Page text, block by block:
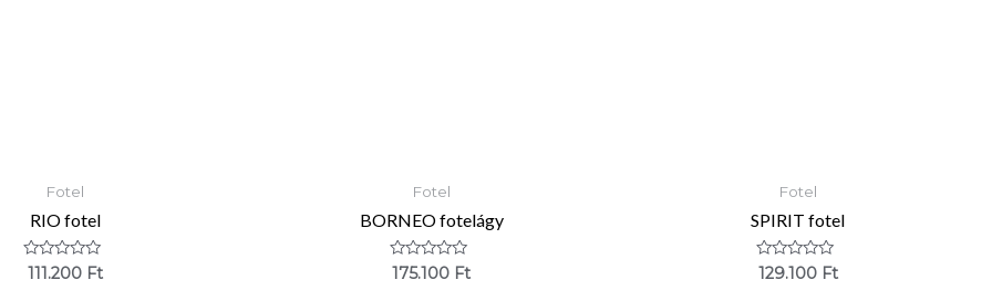
Fotel
RIO fotel
Értékelés:
0
111.200 Ft
Fotel
BORNEO fotelágy
Értékelés:
0
175.100 Ft
Fotel
SPIRIT fotel
Értékelés:
0
129.100 Ft